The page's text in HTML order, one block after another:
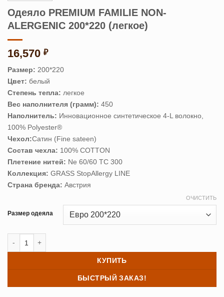
Одеяло PREMIUM FAMILIE NON-
ALERGENIC 200*220 (легкое)
16,570 ₽
Размер: 200*220
Цвет: белый
Степень тепла: легкое
Вес наполнителя (грамм): 450
Наполнитель: Инновационное синтетическое 4-L волокно,
100% Polyester®
Чехол:Сатин (Fine sateen)
Состав чехла: 100% COTTON
Плетение нитей: Ne 60/60 TC 300
Коллекция: GRASS StopAllergy LINE
Страна бренда: Австрия
Размер одеяла
ОЧИСТИТЬ
КУПИТЬ
БЫСТРЫЙ ЗАКАЗ!